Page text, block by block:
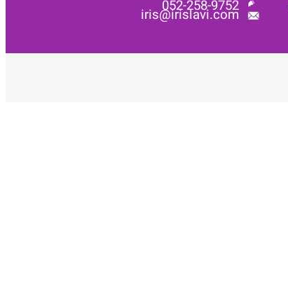
052-258-9752
iris@irislavi.com